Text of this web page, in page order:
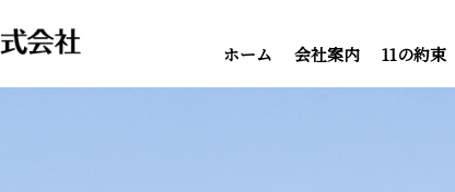
ホーム 会社案内 11の約束